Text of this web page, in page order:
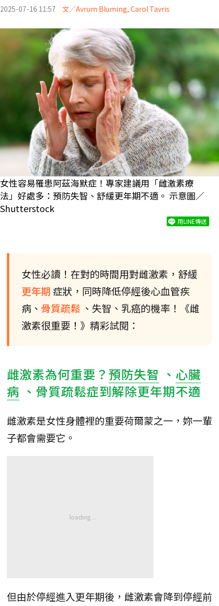
2025-07-16 11:57 文／Avrum Bluming, Carol Tavris
女性容易罹患阿茲海默症！專家建議用「雌激素療
法」好處多：預防失智、舒緩更年期不適。 示意圖／
Shutterstock
用LINE傳送
女性必讀！在對的時間用對雌激素，舒緩
更年期 症狀，同時降低停經後心血管疾
病、 骨質疏鬆 、失智、乳癌的機率！《雌
激素很重要！》精彩試閱：
雌激素為何重要？預防失智 、 心臟
病 、骨質疏鬆症到解除更年期不適
雌激素是女性身體裡的重要荷爾蒙之一，妳一輩
子都會需要它。
但由於停經進入更年期後，雌激素會降到停經前